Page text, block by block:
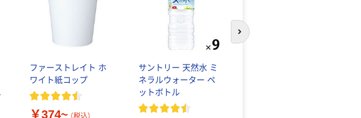
ファーストレイト ホ
ワイト紙コップ
￥374~ （税込）
サントリー 天然水 ミ
ネラルウォーター ペ
ットボトル
次のスライドへ